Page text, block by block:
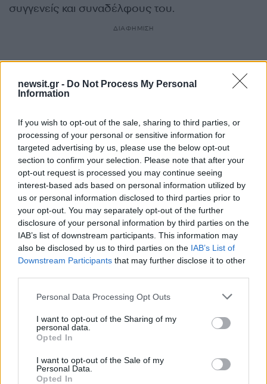
newsit.gr - Do Not Process My Personal
Information
If you wish to opt-out of the sale, sharing to third parties, or
processing of your personal or sensitive information for
targeted advertising by us, please use the below opt-out
section to confirm your selection. Please note that after your
opt-out request is processed you may continue seeing
interest-based ads based on personal information utilized by
us or personal information disclosed to third parties prior to
your opt-out. You may separately opt-out of the further
disclosure of your personal information by third parties on the
IAB’s list of downstream participants. This information may
also be disclosed by us to third parties on the IAB’s List of
Downstream Participants that may further disclose it to other
Please note that this website/app uses one or more Google
not limited to your visit or usage behaviour. You may click to
grant or deny consent to Google and its third-party tags to
use your data for below specified purposes in below Google
consent section.
Personal Data Processing Opt Outs
I want to opt-out of the Sharing of my
personal data.
Opted In
I want to opt-out of the Sale of my
Personal Data.
Opted In
συγγενείς και συναδέλφους του.
ΔΙΑΦΗΜΙΣΗ
Αν τα χάσατε
«Αφιέρωσε τη ζωή της στο
είχαν ανάγκη» - Η πρώτη
δήλωση της οικογένειας
εικόνες πριν και